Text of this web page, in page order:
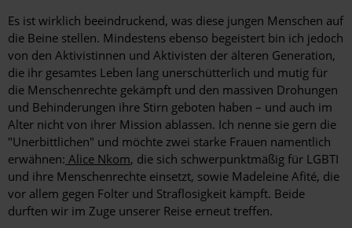
Es ist wirklich beeindruckend, was diese jungen Menschen auf
die Beine stellen. Mindestens ebenso begeistert bin ich jedoch
von den Aktivistinnen und Aktivisten der älteren Generation,
die ihr gesamtes Leben lang unerschütterlich und mutig für
die Menschenrechte gekämpft und den massiven Drohungen
und Behinderungen ihre Stirn geboten haben – und auch im
Alter nicht von ihrer Mission ablassen. Ich nenne sie gern die
"Unerbittlichen" und möchte zwei starke Frauen namentlich
erwähnen: Alice Nkom, die sich schwerpunktmäßig für LGBTI
und ihre Menschenrechte einsetzt, sowie Madeleine Afité, die
vor allem gegen Folter und Straflosigkeit kämpft. Beide
durften wir im Zuge unserer Reise erneut treffen.